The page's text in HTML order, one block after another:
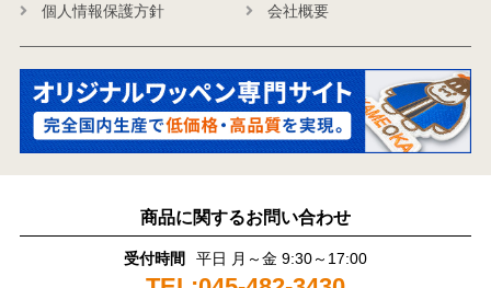
個人情報保護方針
会社概要
商品に関するお問い合わせ
受付時間 平日 月～金 9:30～17:00